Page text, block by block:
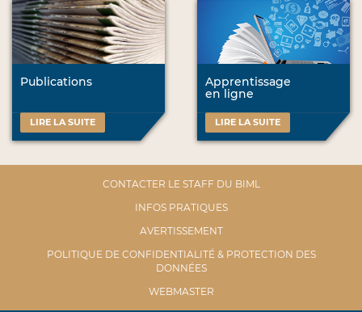
Publications
LIRE LA SUITE
Apprentissage
en ligne
LIRE LA SUITE
CONTACTER LE STAFF DU BIML
INFOS PRATIQUES
AVERTISSEMENT
POLITIQUE DE CONFIDENTIALITÉ & PROTECTION DES
DONNÉES
WEBMASTER